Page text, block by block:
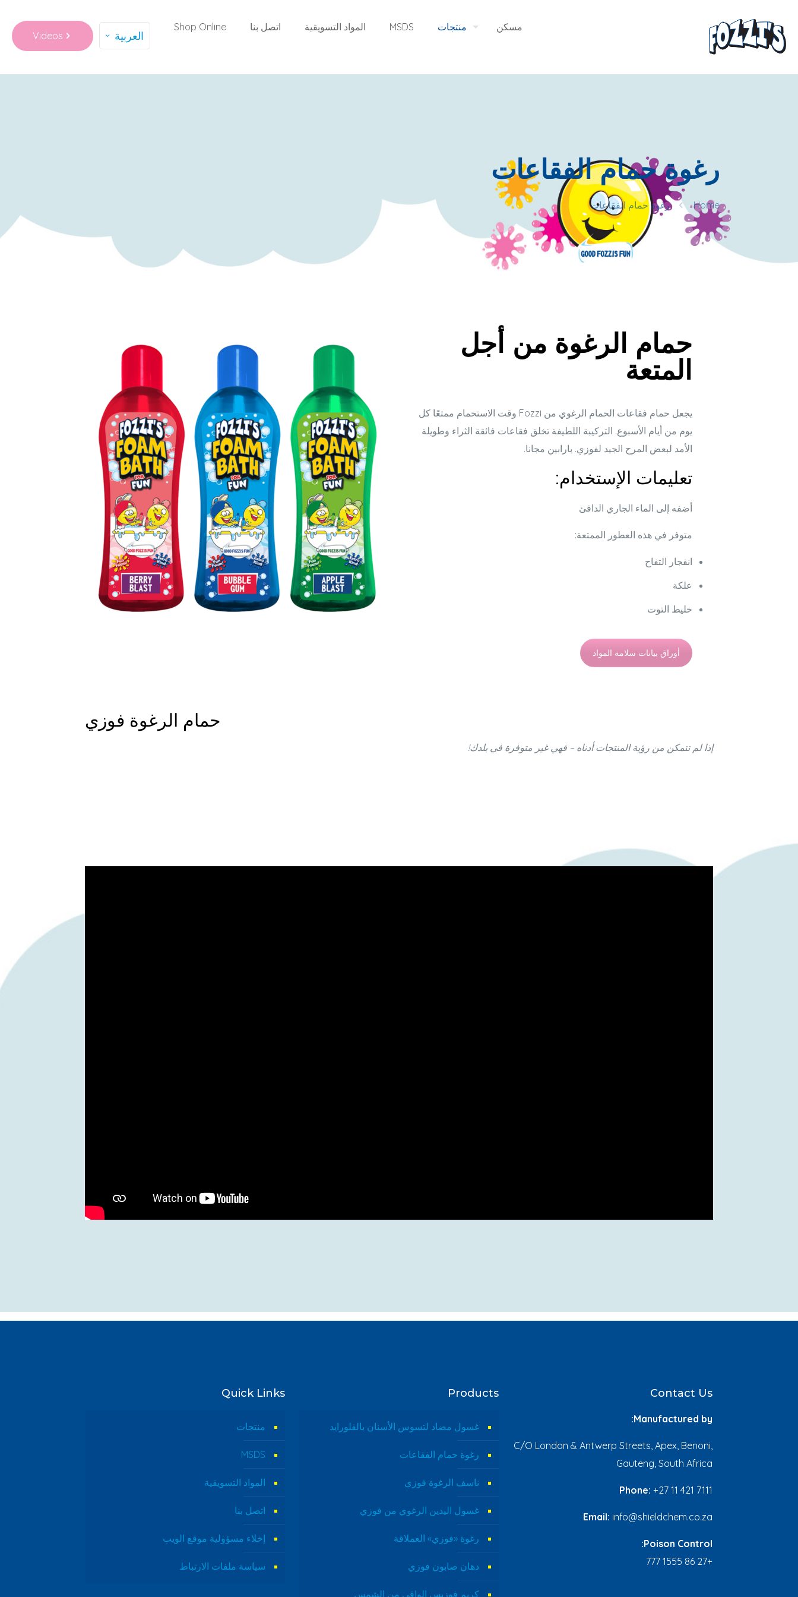
مسكن منتجات MSDS المواد التسويقية اتصل بنا Shop Online
العربية Videos
رغوة حمام الفقاعات
Home رغوة حمام الفقاعات
حمام الرغوة من أجل
المتعة
يجعل حمام فقاعات الحمام الرغوي من Fozzi وقت الاستحمام ممتعًا كل
يوم من أيام الأسبوع. التركيبة اللطيفة تخلق فقاعات فائقة الثراء وطويلة
الأمد لبعض المرح الجيد لفوزي. بارابين مجانا.
تعليمات الإستخدام:
أضفه إلى الماء الجاري الدافئ
متوفر في هذه العطور الممتعة:
انفجار التفاح
علكة
خليط التوت
أوراق بيانات سلامة المواد
حمام الرغوة فوزي
إذا لم تتمكن من رؤية المنتجات أدناه – فهي غير متوفرة في بلدك!
Contact Us
Manufactured by:
C/O London & Antwerp Streets, Apex, Benoni,
Gauteng, South Africa
Phone: +27 11 421 7111
Email: info@shieldchem.co.za
Poison Control:
+27 86 1555 777
Products
غسول مضاد لتسوس الأسنان بالفلورايد
رغوة حمام الفقاعات
ناسف الرغوة فوزي
غسول اليدين الرغوي من فوزي
رغوة «فوزي» العملاقة
دهان صابون فوزي
كريم فوزيس الواقي من الشمس
Quick Links
منتجات
MSDS
المواد التسويقية
اتصل بنا
إخلاء مسؤولية موقع الويب
سياسة ملفات الارتباط